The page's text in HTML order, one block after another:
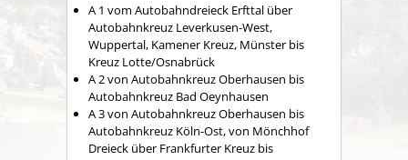
A 1 vom Autobahndreieck Erfttal über
Autobahnkreuz Leverkusen-West,
Wuppertal, Kamener Kreuz, Münster bis
Kreuz Lotte/Osnabrück
A 2 von Autobahnkreuz Oberhausen bis
Autobahnkreuz Bad Oeynhausen
A 3 von Autobahnkreuz Oberhausen bis
Autobahnkreuz Köln-Ost, von Mönchhof
Dreieck über Frankfurter Kreuz bis